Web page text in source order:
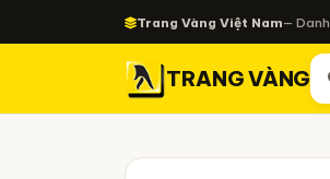
Trang Vàng Việt Nam—
TRANG VÀNG